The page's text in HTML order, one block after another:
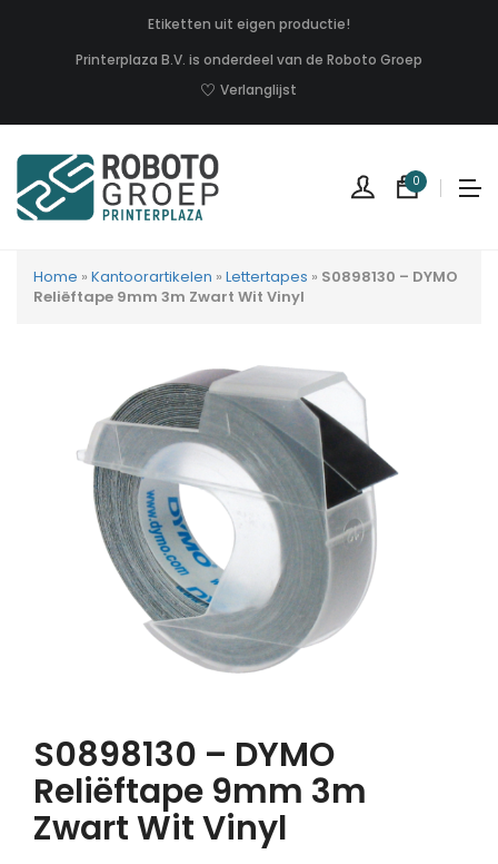
Etiketten uit eigen productie!
Printerplaza B.V. is onderdeel van de Roboto Groep
Verlanglijst
0
Home » Kantoorartikelen » Lettertapes » S0898130 – DYMO
Reliëftape 9mm 3m Zwart Wit Vinyl
S0898130 – DYMO
Reliëftape 9mm 3m
Zwart Wit Vinyl